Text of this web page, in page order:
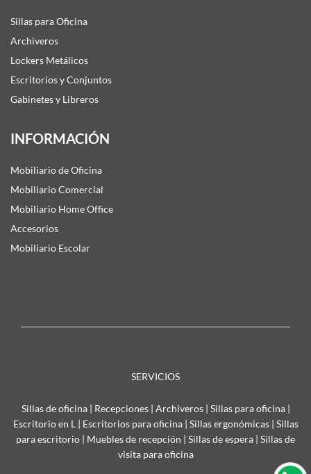
Sillas para Oficina
Archiveros
Lockers Metálicos
Escritorios y Conjuntos
Gabinetes y Libreros
INFORMACIÓN
Mobiliario de Oficina
Mobiliario Comercial
Mobiliario Home Office
Accesorios
Mobiliario Escolar
SERVICIOS
Sillas de oficina| Recepciones| Archiveros| Sillas para oficina|
Escritorio en L | Escritorios para oficina| Sillas ergonómicas| Sillas
para escritorio | Muebles de recepción | Sillas de espera | Sillas de
visita para oficina